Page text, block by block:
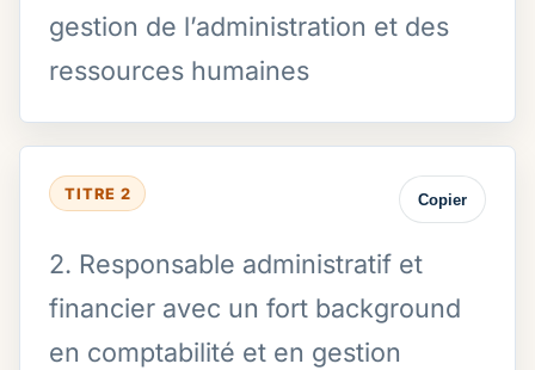
gestion de l’administration et des
ressources humaines
TITRE 2 Copier
2. Responsable administratif et
financier avec un fort background
en comptabilité et en gestion